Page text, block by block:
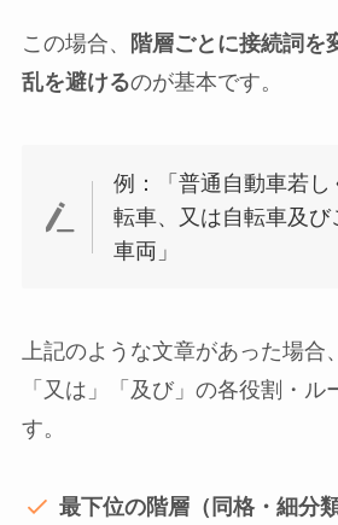
この場合、
階層ごとに接続詞を
乱を避けるのが基本です。
例：「普通自動車若し
転車、又は自転車及び
車両」
上記のような文章があった場合
「又は」「及び」の各役割・
す。
最下位の階層（同格・細分類